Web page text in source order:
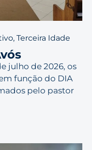
,Terceira Idade
julho de 2026, os
função do DIA
pelo pastor